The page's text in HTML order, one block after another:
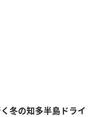
冬の知多半島ドライ